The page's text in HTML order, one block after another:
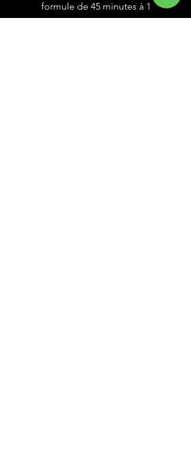
formule de 45 minutes à 1